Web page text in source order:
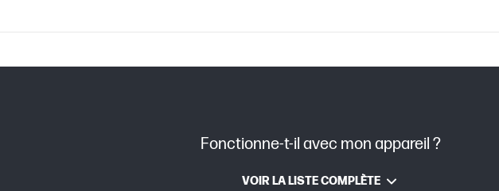
C07988292 (PDF)
TIJ 4.X
Fonctionne-t-il avec mon appareil ?
VOIR LA LISTE COMPLÈTE